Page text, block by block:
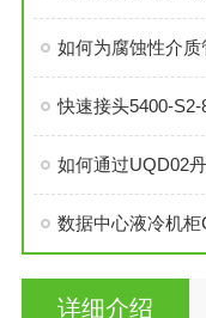
如何为腐蚀性介质
快速接头5400-
详细介绍